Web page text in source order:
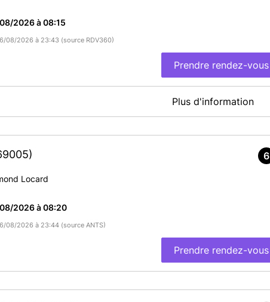
2026 à 08:15
08/2026 à 23:43 (source RDV360)
Prendre rendez-vous
votre attestation de remise du titre.
Plus d'information
Locard
2026 à 08:20
08/2026 à 23:44 (source ANTS)
Prendre rendez-vous
6